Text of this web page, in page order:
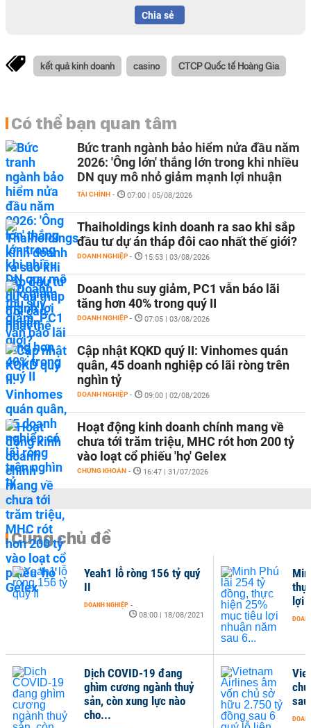
Chia sẻ
kết quả kinh doanh casino CTCP Quốc tế Hoàng Gia
Có thể bạn quan tâm
Bức tranh ngành bảo hiểm nửa đầu năm
2026: 'Ông lớn' thắng lớn trong khi nhiều
DN quy mô nhỏ giảm mạnh lợi nhuận
TÀI CHÍNH - 07:00 | 05/08/2026
Thaiholdings kinh doanh ra sao khi sắp
đầu tư dự án tháp đôi cao nhất thế giới?
DOANH NGHIỆP - 15:53 | 03/08/2026
Doanh thu suy giảm, PC1 vẫn báo lãi
tăng hơn 40% trong quý II
DOANH NGHIỆP - 07:05 | 03/08/2026
Cập nhật KQKD quý II: Vinhomes quán
quân, 45 doanh nghiệp có lãi ròng trên
nghìn tỷ
DOANH NGHIỆP - 09:00 | 02/08/2026
Hoạt động kinh doanh chính mang về
chưa tới trăm triệu, MHC rót hơn 200 tỷ
vào loạt cổ phiếu 'họ' Gelex
CHỨNG KHOÁN - 16:47 | 31/07/2026
Cùng chủ đề
Yeah1 lỗ ròng 156 tỷ quý
II
DOANH NGHIỆP -
08:00 | 18/08/2021
Dịch COVID-19 đang
ghìm cương ngành thuỷ
sản, còn xung lực nào
cho...
lợi